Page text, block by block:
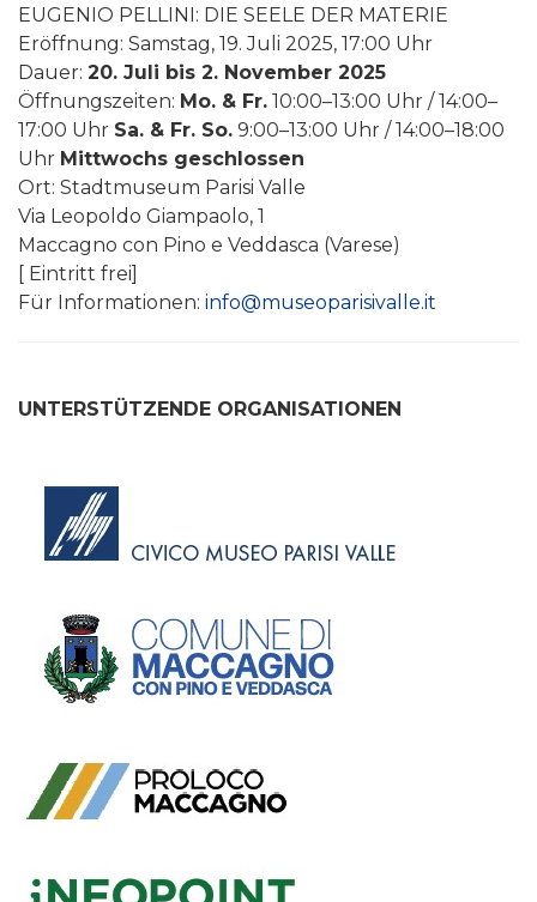
EUGENIO PELLINI: DIE SEELE DER MATERIE
Eröffnung: Samstag, 19. Juli 2025, 17:00 Uhr
Dauer: 20. Juli bis 2. November 2025
Öffnungszeiten: Mo. & Fr. 10:00–13:00 Uhr / 14:00–
17:00 Uhr Sa. & Fr. So. 9:00–13:00 Uhr / 14:00–18:00
Uhr Mittwochs geschlossen
Ort: Stadtmuseum Parisi Valle
Via Leopoldo Giampaolo, 1
Maccagno con Pino e Veddasca (Varese)
[ Eintritt frei]
Für Informationen: info@museoparisivalle.it
UNTERSTÜTZENDE ORGANISATIONEN